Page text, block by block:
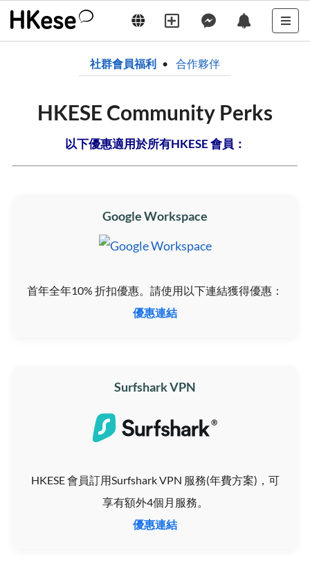
社群會員福利 合作夥伴
HKESE Community Perks
以下優惠適用於所有HKESE 會員：
Google Workspace
首年全年10% 折扣優惠。請使用以下連結獲得優惠：
優惠連結
Surfshark VPN
HKESE 會員訂用Surfshark VPN 服務(年費方案)，可
享有額外4個月服務。
優惠連結